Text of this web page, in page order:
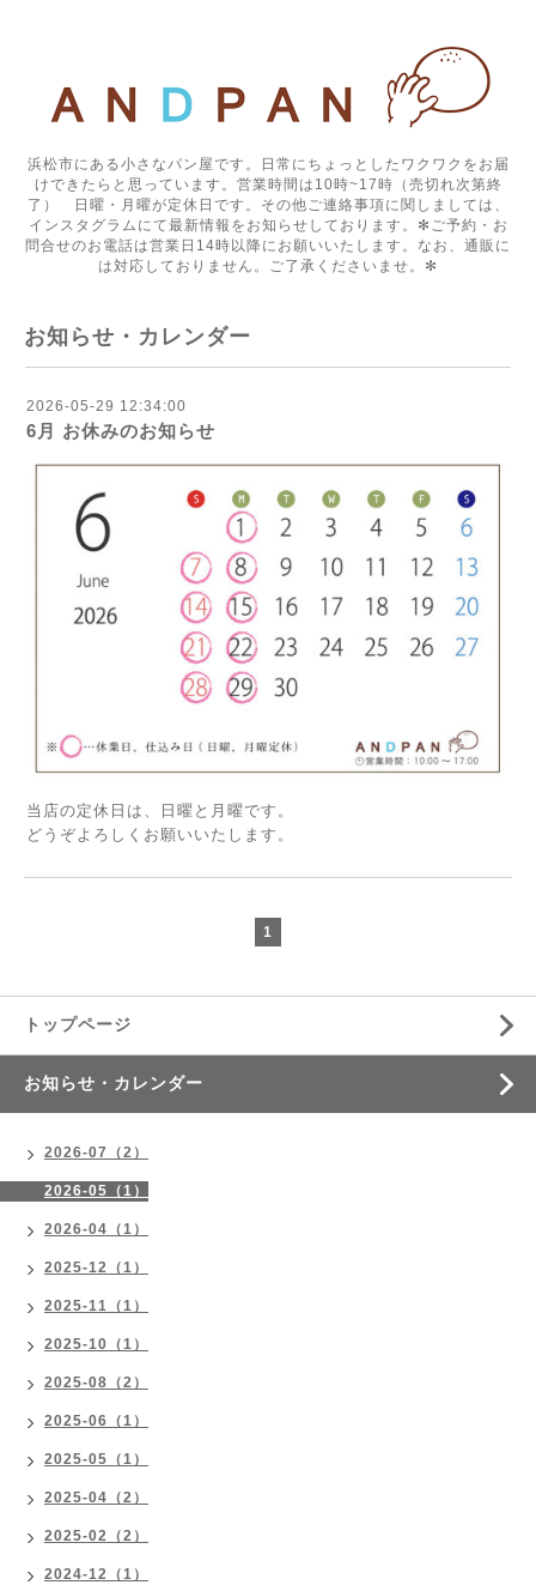
浜松市にある小さなパン屋です。日常にちょっとしたワクワクをお届
けできたらと思っています。営業時間は10時~17時（売切れ次第終
了） 日曜・月曜が定休日です。その他ご連絡事項に関しましては、
インスタグラムにて最新情報をお知らせしております。✻ご予約・お
問合せのお電話は営業日14時以降にお願いいたします。なお、通販に
は対応しておりません。ご了承くださいませ。✻
お知らせ・カレンダー
2026-05-29 12:34:00
6月 お休みのお知らせ
当店の定休日は、日曜と月曜です。
どうぞよろしくお願いいたします。
1
トップページ
お知らせ・カレンダー
2026-07（2）
2026-05（1）
2026-04（1）
2025-12（1）
2025-11（1）
2025-10（1）
2025-08（2）
2025-06（1）
2025-05（1）
2025-04（2）
2025-02（2）
2024-12（1）